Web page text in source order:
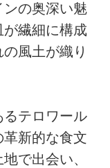
の奥深い魅
繊細に構成
風土が織り
るテロワール
新的な食文
で出会い、